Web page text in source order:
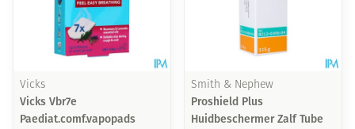
Vicks
Vicks Vbr7e
Paediat.comf.vapopads
Smith & Nephew
Proshield Plus
Huidbeschermer Zalf Tube